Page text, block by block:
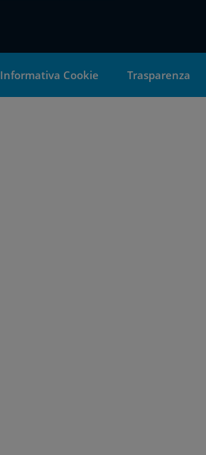
Informativa Cookie Trasparenza